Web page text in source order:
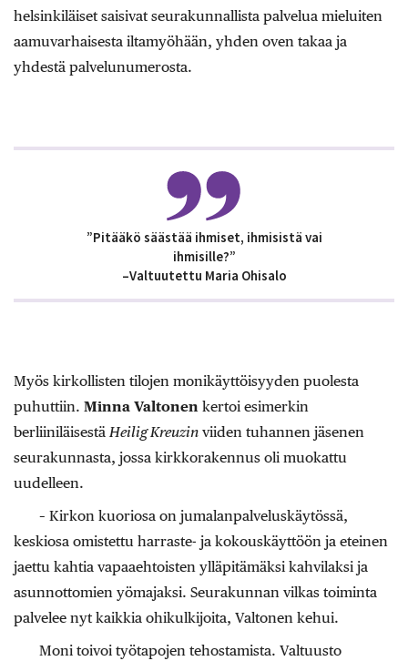
helsinkiläiset saisivat seurakunnallista palvelua mieluiten
aamuvarhaisesta iltamyöhään, yhden oven takaa ja
yhdestä palvelunumerosta.
”Pitääkö säästää ihmiset, ihmisistä vai
ihmisille?”
–Valtuutettu Maria Ohisalo
Myös kirkollisten tilojen monikäyttöisyyden puolesta
puhuttiin. Minna Valtonen kertoi esimerkin
berliiniläisestä Heilig Kreuzin viiden tuhannen jäsenen
seurakunnasta, jossa kirkkorakennus oli muokattu
uudelleen.
– Kirkon kuoriosa on jumalanpalveluskäytössä,
keskiosa omistettu harraste- ja kokouskäyttöön ja eteinen
jaettu kahtia vapaaehtoisten ylläpitämäksi kahvilaksi ja
asunnottomien yömajaksi. Seurakunnan vilkas toiminta
palvelee nyt kaikkia ohikulkijoita, Valtonen kehui.
Moni toivoi työtapojen tehostamista. Valtuusto